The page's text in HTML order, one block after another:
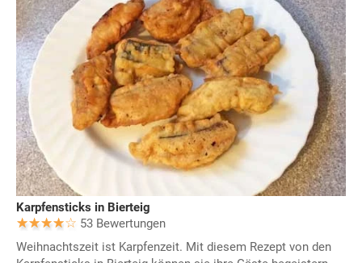
Karpfensticks in Bierteig
53 Bewertungen
Weihnachtszeit ist Karpfenzeit. Mit diesem Rezept von den